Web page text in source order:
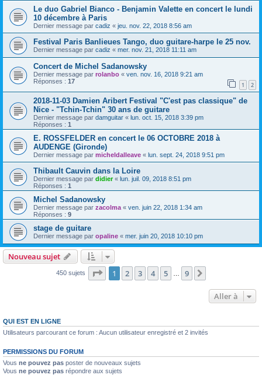
Le duo Gabriel Bianco - Benjamin Valette en concert le lundi
10 décembre à Paris
Dernier message par cadiz « jeu. nov. 22, 2018 8:56 am
Festival Paris Banlieues Tango, duo guitare-harpe le 25 nov.
Dernier message par cadiz « mer. nov. 21, 2018 11:11 am
Concert de Michel Sadanowsky
Dernier message par rolanbo « ven. nov. 16, 2018 9:21 am
Réponses : 17 1 2
2018-11-03 Damien Aribert Festival "C'est pas classique" de
Nice - "Tchin-Tchin" 30 ans de guitare
Dernier message par damguitar « lun. oct. 15, 2018 3:39 pm
Réponses : 1
E. ROSSFELDER en concert le 06 OCTOBRE 2018 à
AUDENGE (Gironde)
Dernier message par micheldalleave « lun. sept. 24, 2018 9:51 pm
Thibault Cauvin dans la Loire
Dernier message par didier« lun. juil. 09, 2018 8:51 pm
Réponses : 1
Michel Sadanowsky
Dernier message par zacolma « ven. juin 22, 2018 1:34 am
Réponses : 9
stage de guitare
Dernier message par opaline « mer. juin 20, 2018 10:10 pm
Nouveau sujet
450 sujets Page 1sur9
1 2 3 4 5 9
Aller à
QUI EST EN LIGNE
Utilisateurs parcourant ce forum : Aucun utilisateur enregistré et 2 invités
PERMISSIONS DU FORUM
Vous ne pouvez pas poster de nouveaux sujets
Vous ne pouvez pas répondre aux sujets